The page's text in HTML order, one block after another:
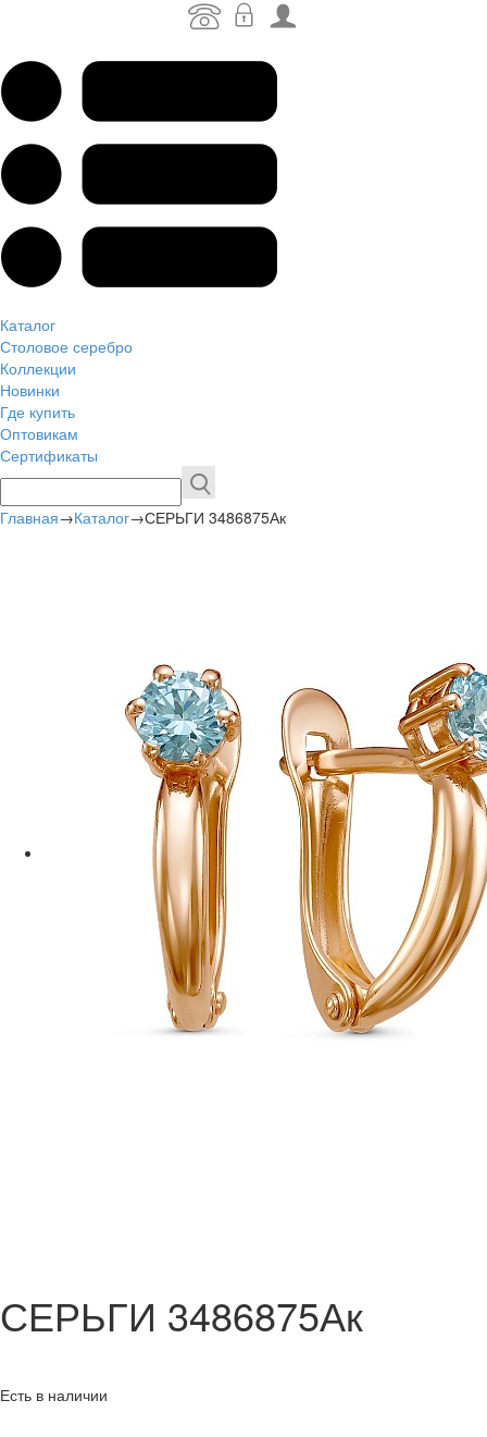
Каталог
Столовое серебро
Коллекции
Новинки
Где купить
Оптовикам
Сертификаты
Главная→Каталог→СЕРЬГИ 3486875Ак
СЕРЬГИ 3486875Ак
Есть в наличии